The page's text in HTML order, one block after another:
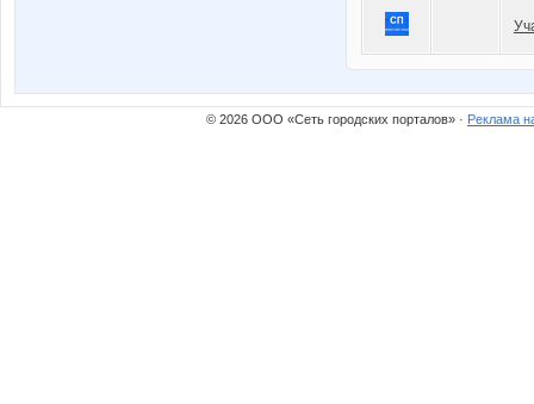
© 2026 ООО «Сеть городских порталов» · Реклама